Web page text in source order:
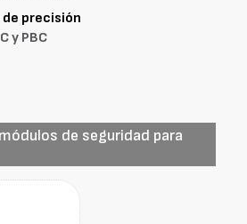
precisión
y PBC
de seguridad para